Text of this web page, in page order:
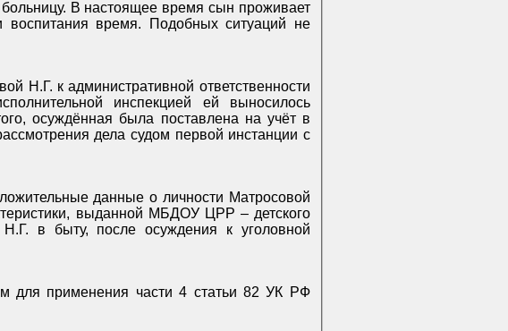
В настоящее время сын проживает
воспитания время. Подобных ситуаций не
Н.Г. к административной ответственности
инспекцией ей выносилось
осуждённая была поставлена на учёт в
дела судом первой инстанции с
данные о личности Матросовой
выданной МБДОУ ЦРР – детского
в быту, после осуждения к уголовной
для применения части 4 статьи 82 УК РФ